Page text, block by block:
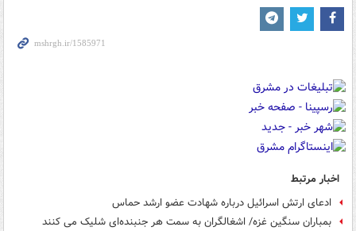
اخبار مرتبط
ادعای ارتش اسرائیل درباره شهادت عضو ارشد حماس
بمباران سنگین غزه/ اشغالگران به سمت هر جنبنده‌ای شلیک می کنند